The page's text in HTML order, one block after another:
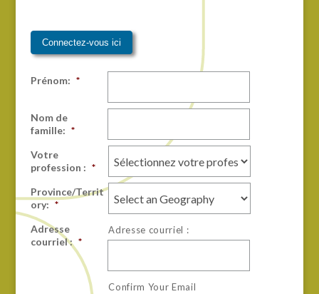
Connectez-vous ici
Prénom: *
Nom de
famille: *
Votre
profession : *
Province/Territ
ory: *
Adresse
courriel : *
Adresse courriel :
Confirm Your Email